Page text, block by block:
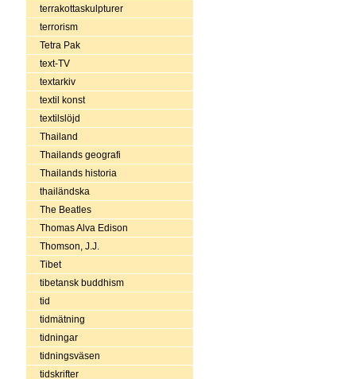
terrakottaskulpturer
terrorism
Tetra Pak
text-TV
textarkiv
textil konst
textilslöjd
Thailand
Thailands geografi
Thailands historia
thailändska
The Beatles
Thomas Alva Edison
Thomson, J.J.
Tibet
tibetansk buddhism
tid
tidmätning
tidningar
tidningsväsen
tidskrifter